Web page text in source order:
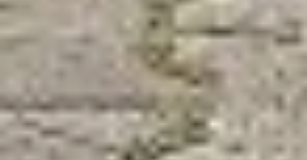
«В городе Хабаровске
зеленые деревья,
Атмосфера на квесте
была живой и дружеской:
смех, здоровый азарт
и искренняя любовь
к русской литературе